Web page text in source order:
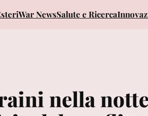
War NewsSalute e Ricerca
nella